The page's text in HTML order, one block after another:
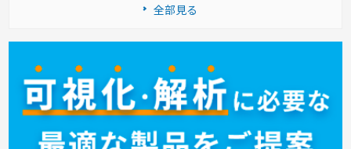
全部見る